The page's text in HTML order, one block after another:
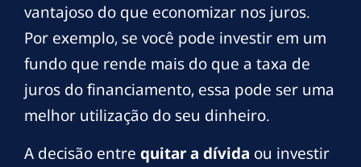
vantajoso do que economizar nos juros.
Por exemplo, se você pode investir em um
fundo que rende mais do que a taxa de
juros do financiamento, essa pode ser uma
melhor utilização do seu dinheiro.
A decisão entre quitar a dívida ou investir